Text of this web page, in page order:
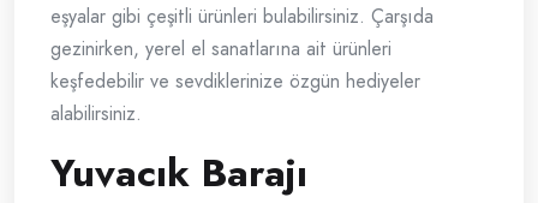
eşyalar gibi çeşitli ürünleri bulabilirsiniz. Çarşıda
gezinirken, yerel el sanatlarına ait ürünleri
keşfedebilir ve sevdiklerinize özgün hediyeler
alabilirsiniz.
Yuvacık Barajı